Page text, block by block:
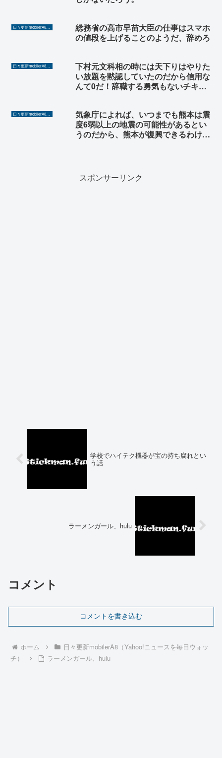
総務省の高市早苗大臣の仕事はスマホ
の値段を上げることのようだ、辞めろ
下村元文科相の時には天下りはやりた
い放題を黙認していたのだから信用な
んて0だ！辞職する勇気もないチキン
日々更新mobilerA8（Yahoo!ニュースを毎日ウォッチ）
気象庁によれば、いつまでも熊本は震
度6弱以上の地震の可能性があるとい
うのだから、熊本が復興できるわけも
スポンサーリンク
学校でハイテク機器が宝の持ち腐れとい
う話
ラーメンガール、hulu
コメント
コメントを書き込む
ホーム
日々更新mobilerA8（Yahoo!ニュースを毎日ウォッ
チ）
ラーメンガール、hulu